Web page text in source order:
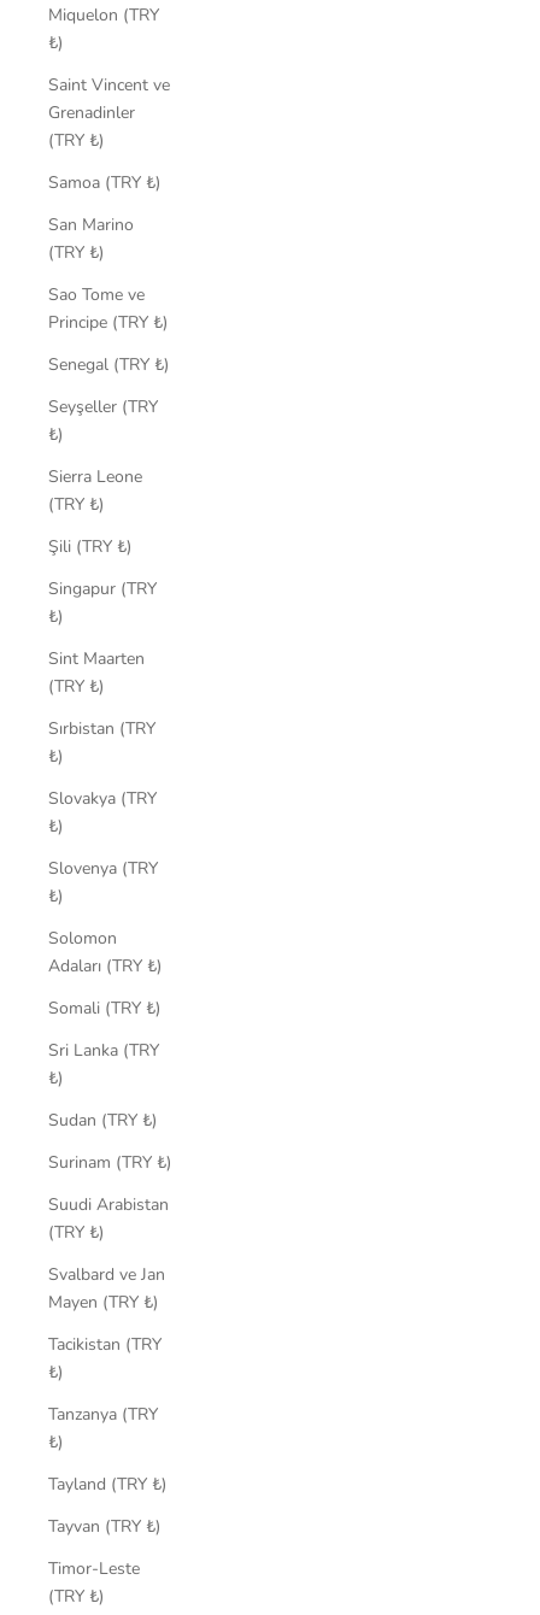
Miquelon (TRY
₺)
Saint Vincent ve
Grenadinler
(TRY ₺)
Samoa (TRY ₺)
San Marino
(TRY ₺)
Sao Tome ve
Principe (TRY ₺)
Senegal (TRY ₺)
Seyşeller (TRY
₺)
Sierra Leone
(TRY ₺)
Şili (TRY ₺)
Singapur (TRY
₺)
Sint Maarten
(TRY ₺)
Sırbistan (TRY
₺)
Slovakya (TRY
₺)
Slovenya (TRY
₺)
Solomon
Adaları (TRY ₺)
Somali (TRY ₺)
Sri Lanka (TRY
₺)
Sudan (TRY ₺)
Surinam (TRY ₺)
Suudi Arabistan
(TRY ₺)
Svalbard ve Jan
Mayen (TRY ₺)
Tacikistan (TRY
₺)
Tanzanya (TRY
₺)
Tayland (TRY ₺)
Tayvan (TRY ₺)
Timor-Leste
(TRY ₺)